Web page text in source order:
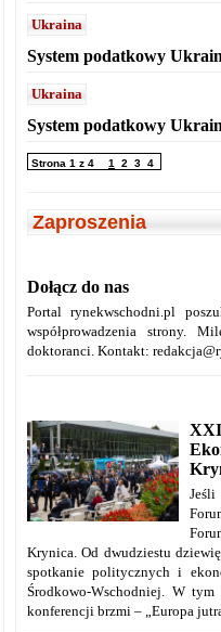
Ukraina
System podatkowy
Ukraina
System podatkowy
Strona 1 z 4 1 2 3 4
Zaproszenia
Dołącz do nas
Portal rynekwschodni.pl
współprowadzenia strony.
doktoranci. Kontakt:
Krynica. Od dwudziestu
spotkanie politycznych i
Środkowo-Wschodniej. W tym
konferencji brzmi – „Europa